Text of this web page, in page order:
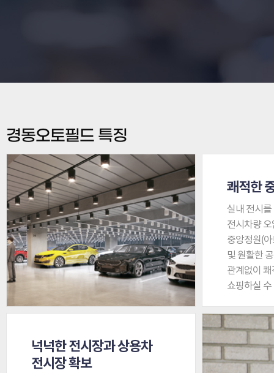
경동오토필드 특징
쾌적한
실내 전시
전시차량
중앙정원(
및 원활한
관계없이
쇼핑하실
넉넉한 전시장과 상용차
전시장 확보